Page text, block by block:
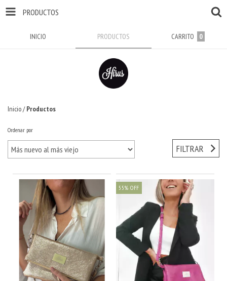
PRODUCTOS
INICIO PRODUCTOS CARRITO 0
Inicio/ Productos
Ordenar por
FILTRAR
55% OFF